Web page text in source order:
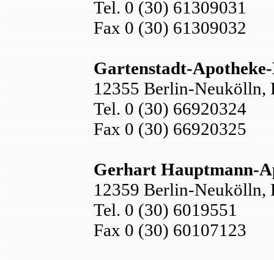
Tel. 0 (30) 61309031
Fax 0 (30) 61309032
Gartenstadt-
12355 Berlin-Neukölln,
Tel. 0 (30) 66920324
Fax 0 (30) 66920325
Gerhart Hauptmann-
12359 Berlin-Neukölln,
Tel. 0 (30) 6019551
Fax 0 (30) 60107123